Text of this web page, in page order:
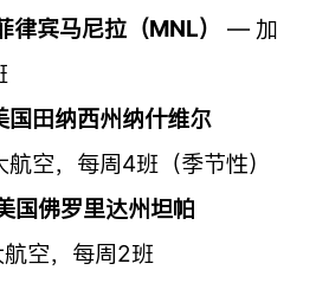
宾马尼拉（MNL）
— 加
田纳西州纳什维尔
空，每周4班（季节性）
佛罗里达州坦帕
空，每周2班